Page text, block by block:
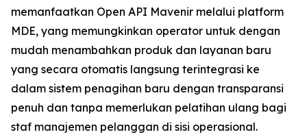
memanfaatkan Open API Mavenir melalui platform
MDE, yang memungkinkan operator untuk dengan
mudah menambahkan produk dan layanan baru
yang secara otomatis langsung terintegrasi ke
dalam sistem penagihan baru dengan transparansi
penuh dan tanpa memerlukan pelatihan ulang bagi
staf manajemen pelanggan di sisi operasional.